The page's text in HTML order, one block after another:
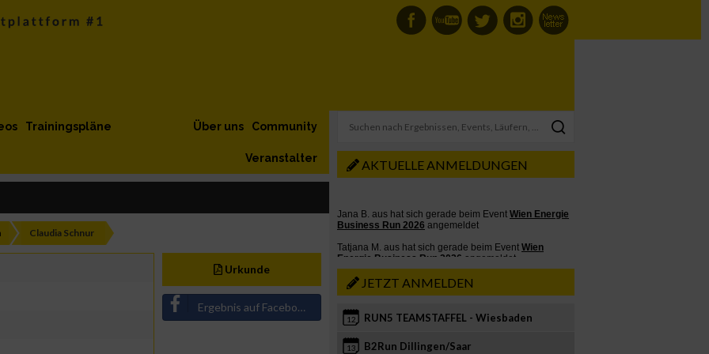
Trainingspläne Community
Über uns
Veranstalter
Claudia Schnur
Urkunde
Ergebnis auf Facebook teilen
AKTUELLE ANMELDUNGEN
JETZT ANMELDEN
12 RUN5 TEAMSTAFFEL - Wiesbaden
13 B2Run Dillingen/Saar